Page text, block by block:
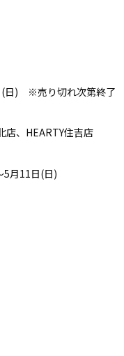
(日) ※売り切れ次第終了
店、HEARTY住吉店
月11日(日)